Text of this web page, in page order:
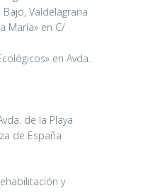
Valdelagrana
María» en C/
en Avda.
de la Playa
de España
y